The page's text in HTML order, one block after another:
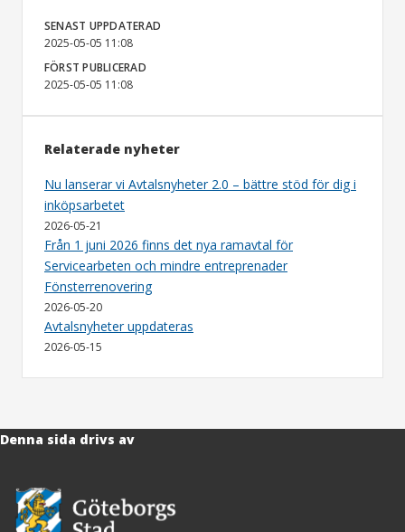
SENAST UPPDATERAD
2025-05-05 11:08
FÖRST PUBLICERAD
2025-05-05 11:08
Relaterade nyheter
Nu lanserar vi Avtalsnyheter 2.0 – bättre stöd för dig i
inköpsarbetet
2026-05-21
Från 1 juni 2026 finns det nya ramavtal för
Servicearbeten och mindre entreprenader
Fönsterrenovering
2026-05-20
Avtalsnyheter uppdateras
2026-05-15
Denna sida drivs av